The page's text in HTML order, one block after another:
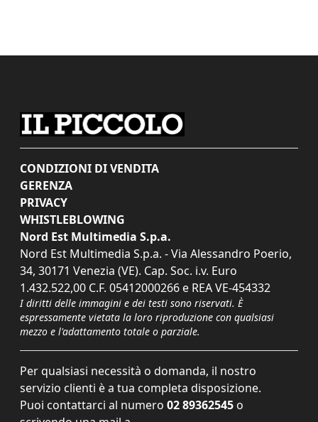
CONDIZIONI DI VENDITA
GERENZA
PRIVACY
WHISTLEBLOWING
Nord Est Multimedia S.p.a.
Nord Est Multimedia S.p.a. - Via Alessandro Poerio,
34, 30171 Venezia (VE). Cap. Soc. i.v. Euro
1.432.522,00 C.F. 05412000266 e REA VE-454332
I diritti delle immagini e dei testi sono riservati. È
espressamente vietata la loro riproduzione con qualsiasi
mezzo e l'adattamento totale o parziale.
Per qualsiasi necessità o domanda, il nostro
servizio clienti è a tua completa disposizione.
Puoi contattarci al numero 02 89362545 o